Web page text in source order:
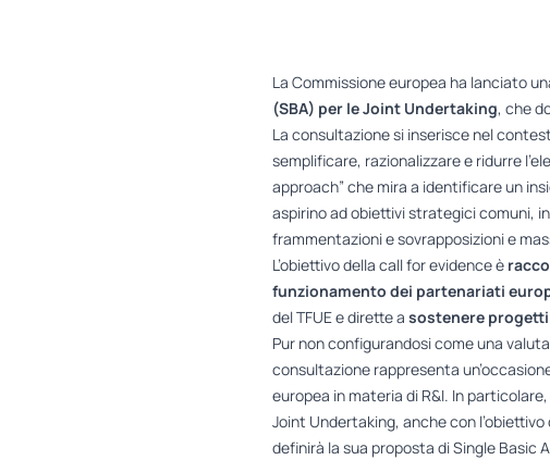
La Commissione europea ha lanciato
(SBA) per le Joint Undertaking, che
La consultazione si inserisce nel
semplificare, razionalizzare e ridurre
approach” che mira a identificare un
aspirino ad obiettivi strategici comuni,
frammentazioni e sovrapposizioni e
L’obiettivo della call for evidence è
funzionamento dei partenariati
del TFUE e dirette a sostenere progetti
Pur non configurandosi come una
consultazione rappresenta
europea in materia di R&I. In
Joint Undertaking, anche con
definirà la sua proposta di Single